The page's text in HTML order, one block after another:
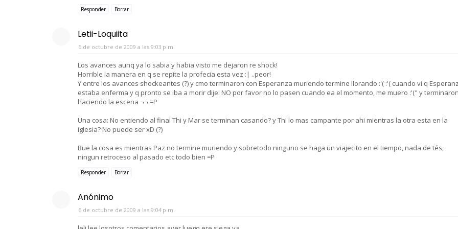
Responder Borrar
Letii-Loquiita
6 de octubre de 2009 a las 9:03 p.m.
Los avances aunq ya lo sabia y habia visto me dejaron re shock!
Horrible la manera en q se repite la profecia esta vez :| ..peor!
Y entre los avances shockeantes (?) y cmo terminaron con Esperanza muriendo termine llorando :'( :'( cuando vi q
estaba enferma y q pronto se iba a morir dije: NO por favor no lo pasen cuando ea el momento, me muero :'(" y
haciendo la escena ¬¬ =P
Una cosa: No entiendo al final Thi y Mar se terminan casando? y Thi lo mas campante por ahi mientras la otra esta en la
iglesia? No puede ser xD (?)
Bue la cosa es mientras Paz no termine muriendo y sobretodo ninguno se haga un viajecito en el tiempo, nada de tés,
ningun retroceso al pasado etc todo bien =P
Responder Borrar
Anónimo
6 de octubre de 2009 a las 9:04 p.m.